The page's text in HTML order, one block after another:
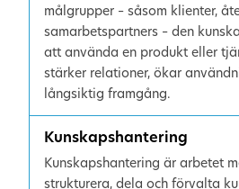
målgrupper – såsom klienter,
samarbetspartners – den
att använda en produkt eller
stärker relationer, ökar
långsiktig framgång.
Kunskapshantering
Kunskapshantering är arbetet
strukturera, dela och förvalta